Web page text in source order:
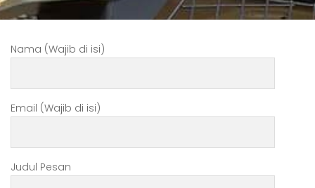
Nama (Wajib di isi)
Email (Wajib di isi)
Judul Pesan